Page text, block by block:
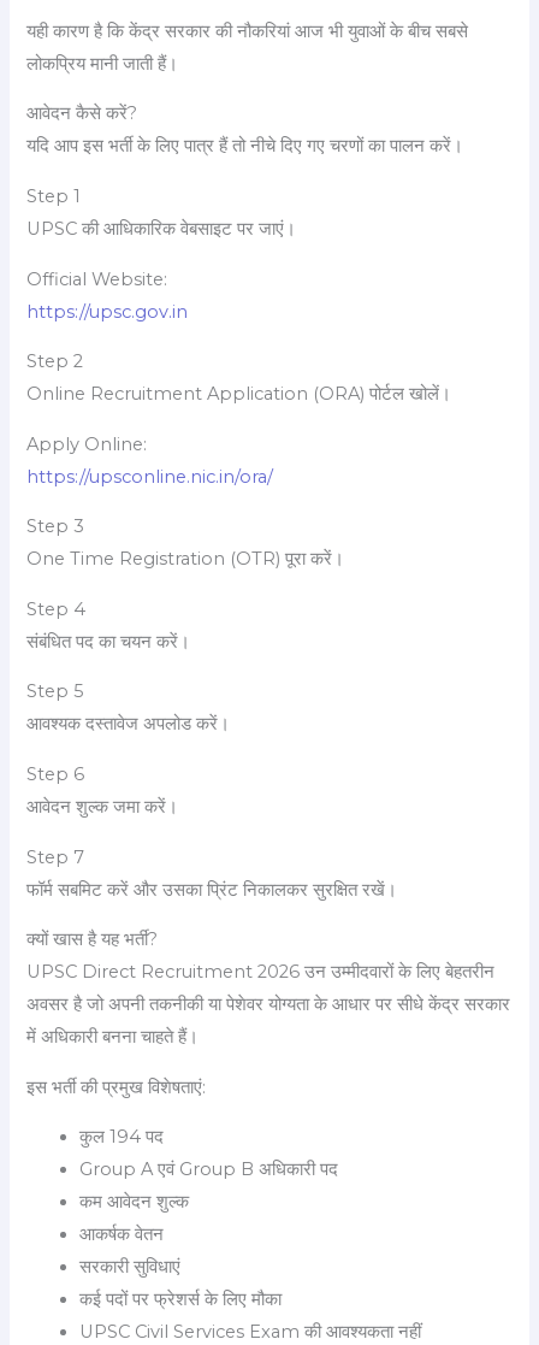
यही कारण है कि केंद्र सरकार की नौकरियां आज भी युवाओं के बीच सबसे
लोकप्रिय मानी जाती हैं।
आवेदन कैसे करें?
यदि आप इस भर्ती के लिए पात्र हैं तो नीचे दिए गए चरणों का पालन करें।
Step 1
UPSC की आधिकारिक वेबसाइट पर जाएं।
Official Website:
https://upsc.gov.in
Step 2
Online Recruitment Application (ORA) पोर्टल खोलें।
Apply Online:
https://upsconline.nic.in/ora/
Step 3
One Time Registration (OTR) पूरा करें।
Step 4
संबंधित पद का चयन करें।
Step 5
आवश्यक दस्तावेज अपलोड करें।
Step 6
आवेदन शुल्क जमा करें।
Step 7
फॉर्म सबमिट करें और उसका प्रिंट निकालकर सुरक्षित रखें।
क्यों खास है यह भर्ती?
UPSC Direct Recruitment 2026 उन उम्मीदवारों के लिए बेहतरीन
अवसर है जो अपनी तकनीकी या पेशेवर योग्यता के आधार पर सीधे केंद्र सरकार
में अधिकारी बनना चाहते हैं।
इस भर्ती की प्रमुख विशेषताएं:
कुल 194 पद
Group A एवं Group B अधिकारी पद
कम आवेदन शुल्क
आकर्षक वेतन
सरकारी सुविधाएं
कई पदों पर फ्रेशर्स के लिए मौका
UPSC Civil Services Exam की आवश्यकता नहीं